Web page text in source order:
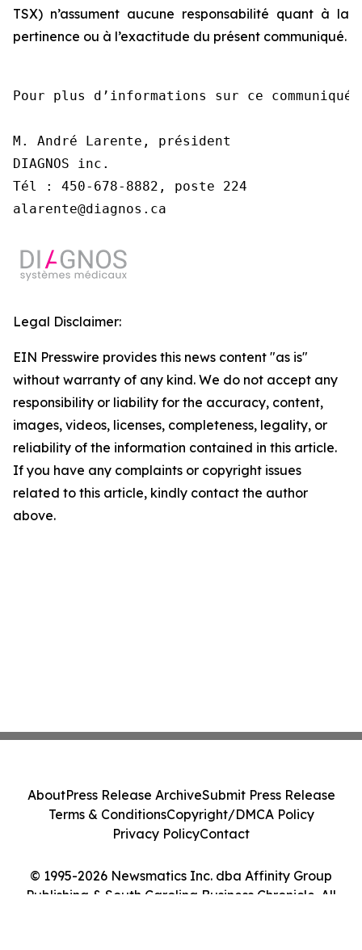
TSX) n’assument aucune responsabilité quant à la
pertinence ou à l’exactitude du présent communiqué.
Pour plus d’informations sur ce
M. André Larente, président
DIAGNOS inc.
Tél : 450-678-8882, poste 224
alarente@diagnos.ca
Legal Disclaimer:
EIN Presswire provides this news content "as is"
without warranty of any kind. We do not accept any
responsibility or liability for the accuracy, content,
images, videos, licenses, completeness, legality, or
reliability of the information contained in this article.
If you have any complaints or copyright issues
related to this article, kindly contact the author
above.
© 1995-2026 Newsmatics Inc. dba Affinity Group
Publishing & South Carolina Business Chronicle. All
AboutPress Release ArchiveSubmit Press Release
Terms & ConditionsCopyright/DMCA Policy
Privacy PolicyContact